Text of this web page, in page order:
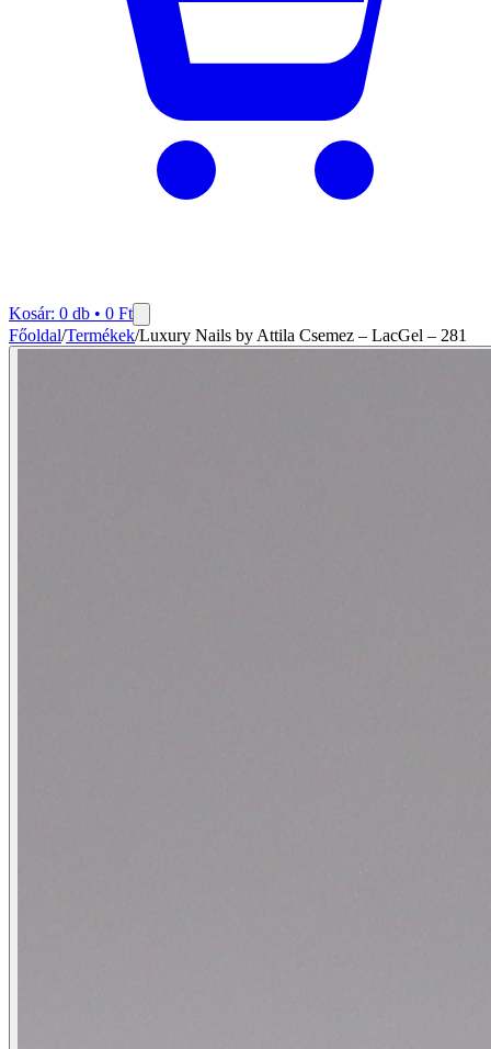
Kosár: 0 db • 0 Ft
Főoldal/Termékek/Luxury Nails by Attila Csemez – LacGel – 281